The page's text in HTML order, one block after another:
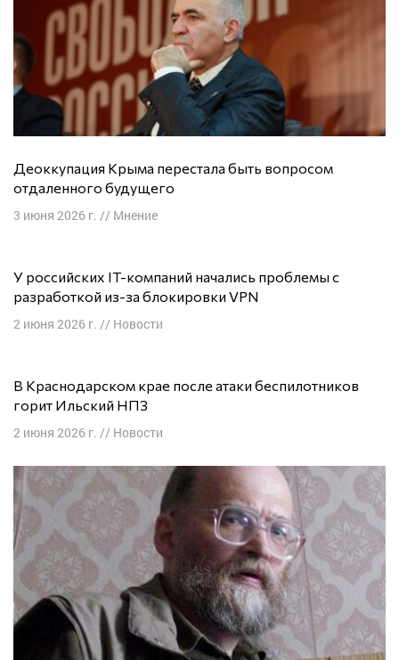
Деоккупация Крыма перестала быть вопросом
отдаленного будущего
3 июня 2026 г. // Мнение
У российских IT-компаний начались проблемы с
разработкой из-за блокировки VPN
2 июня 2026 г. // Новости
В Краснодарском крае после атаки беспилотников
горит Ильский НПЗ
2 июня 2026 г. // Новости